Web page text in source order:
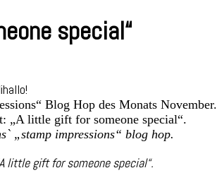
special“
Blog Hop des Monats November.
„A little gift for someone special“.
„stamp impressions“ blog hop.
little gift for someone special“.